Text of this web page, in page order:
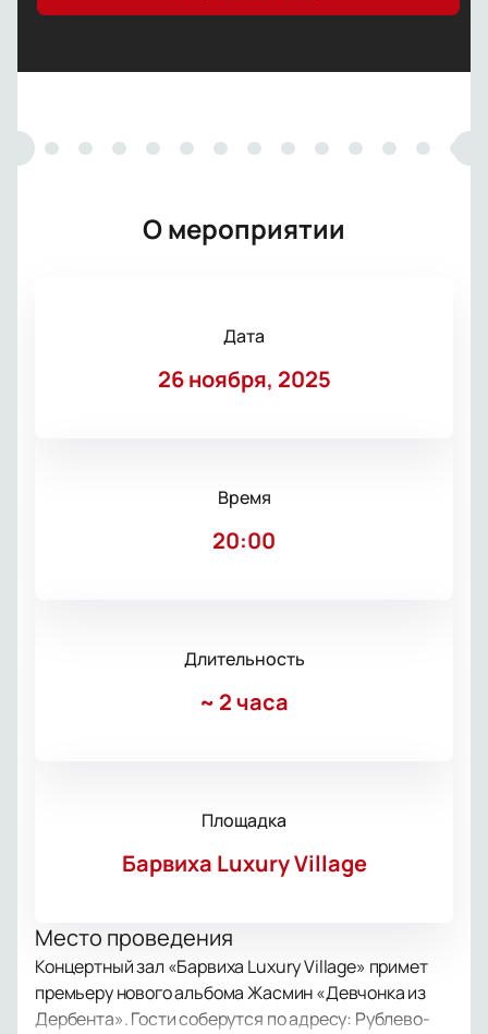
О мероприятии
Дата
26 ноября, 2025
Время
20:00
Длительность
~ 2 часа
Площадка
Барвиха Luxury Village
Место проведения
Концертный зал «Барвиха Luxury Village» примет
премьеру нового альбома Жасмин «Девчонка из
Дербента». Гости соберутся по адресу: Рублево-